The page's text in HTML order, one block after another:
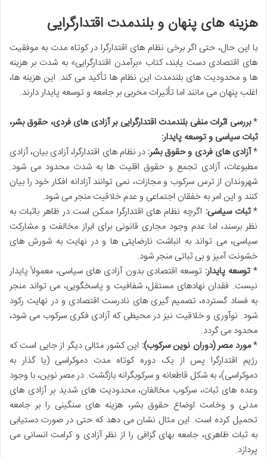
هزینه های پنهان و بلندمدت اقتدارگرایی
با این حال، حتی اگر برخی نظام های اقتدارگرا در کوتاه مدت به موفقیت
های اقتصادی دست یابند، کتاب «برآمدن اقتدارگرایی» به شدت بر هزینه
ها و محدودیت های بلندمدت این نظام ها تأکید می کند. این هزینه ها،
اغلب پنهان می مانند اما تأثیرات مخربی بر جامعه و توسعه پایدار دارند.
*بررسی اثرات منفی بلندمدت اقتدارگرایی بر آزادی های فردی، حقوق بشر،
ثبات سیاسی و توسعه پایدار:
*آزادی های فردی و حقوق بشر: در نظام های اقتدارگرا، آزادی بیان، آزادی
مطبوعات، آزادی تجمع و حقوق اقلیت ها به شدت محدود می شود.
شهروندان از ترس سرکوب و مجازات، نمی توانند آزادانه افکار خود را بیان
کنند و این امر به خفقان اجتماعی و عدم خلاقیت منجر می شود.
*ثبات سیاسی: اگرچه نظام های اقتدارگرا ممکن است در ظاهر باثبات به
نظر برسند، اما عدم وجود مجاری قانونی برای ابراز مخالفت و مشارکت
سیاسی، می تواند به انباشت نارضایتی ها و در نهایت به شورش های
خشونت آمیز و بی ثباتی منجر شود.
*توسعه پایدار: توسعه اقتصادی بدون آزادی های سیاسی، معمولاً پایدار
نیست. فقدان نهادهای مستقل، شفافیت و پاسخگویی، می تواند منجر
به فساد گسترده، تصمیم گیری های نادرست اقتصادی و در نهایت رکود
شود. نوآوری و خلاقیت نیز در محیطی که آزادی فکری سرکوب می شود،
محدود می گردد.
*مورد مصر (دوران نوین سرکوب): این کشور مثالی دیگر از جایی است که
رژیم اقتدارگرا پس از یک دوره کوتاه مدت دموکراسی (یا گذار به
دموکراسی)، به شکل قاطعانه و سرکوبگرانه بازگشت. در مصر نوین، با وجود
وعده های ثبات، سرکوب مخالفان، محدودیت های شدید بر آزادی های
مدنی و وخامت اوضاع حقوق بشر، هزینه های سنگینی را بر جامعه
تحمیل کرده است. این مثال نشان می دهد که حتی در صورت دستیابی
به ثبات ظاهری، جامعه بهای گزافی را از نظر آزادی و کرامت انسانی می
پردازد.